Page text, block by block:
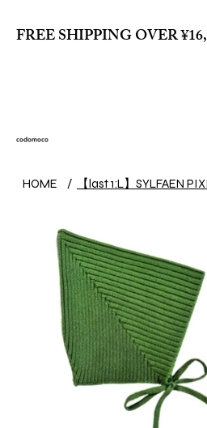
FREE SHIPPING OVER
codomoco
HOME / 【last 1:L】SYLFAEN